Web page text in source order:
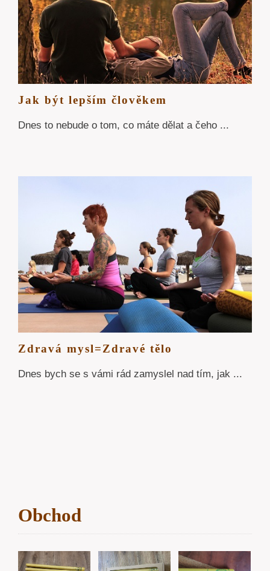
Jak být lepším člověkem
Dnes to nebude o tom, co máte dělat a čeho ...
Zdravá mysl=Zdravé tělo
Dnes bych se s vámi rád zamyslel nad tím, jak ...
Obchod
PŘIDAT
KOŠÍKU
PŘIDAT
KOŠÍKU
PŘIDAT